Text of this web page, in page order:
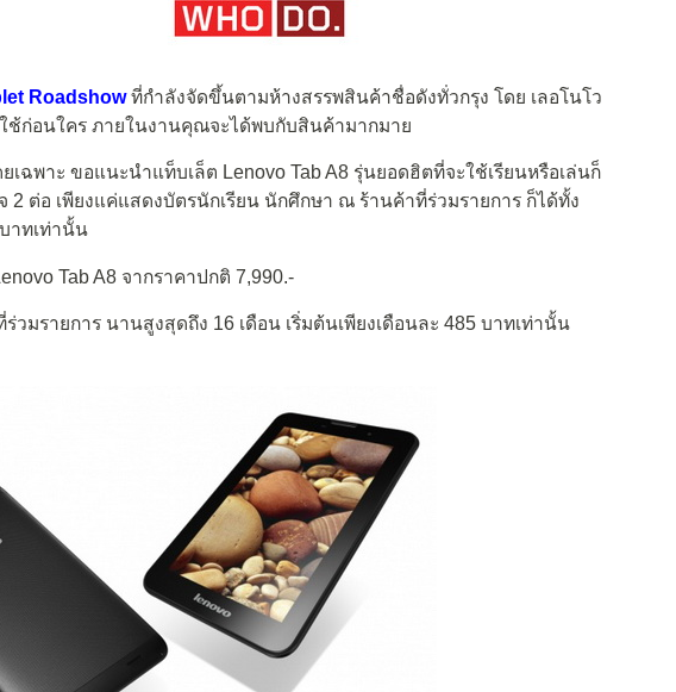
Roadshowที่กำลังจัดขึ้นตามห้างสรรพสินค้าชื่อดังทั่วกรุง โดย เลอโนโว
ช้ก่อนใคร ภายในงานคุณจะได้พบกับสินค้ามากมาย
เฉพาะ ขอแนะนำแท็บเล็ต Lenovo Tab A8 รุ่นยอดฮิตที่จะใช้เรียนหรือเล่นก็
2 ต่อ เพียงแค่แสดงบัตรนักเรียน นักศึกษา ณ ร้านค้าที่ร่วมรายการ ก็ได้ทั้ง
าทเท่านั้น
Tab A8 จากราคาปกติ 7,990.-
มรายการ นานสูงสุดถึง 16 เดือน เริ่มต้นเพียงเดือนละ 485 บาทเท่านั้น